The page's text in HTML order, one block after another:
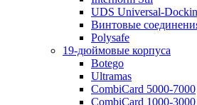
UDS Universal-
Винтовые
Polysafe
19-дюймовые корпуса
Botego
Ultramas
CombiCard 5000-7000
CombiCard 1000-